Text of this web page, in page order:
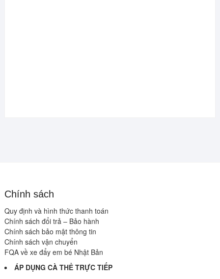
Chính sách
Quy định và hình thức thanh toán
Chính sách đổi trả – Bảo hành
Chính sách bảo mật thông tin
Chính sách vận chuyển
FQA về xe đẩy em bé Nhật Bản
ÁP DỤNG CÀ THẺ TRỰC TIẾP